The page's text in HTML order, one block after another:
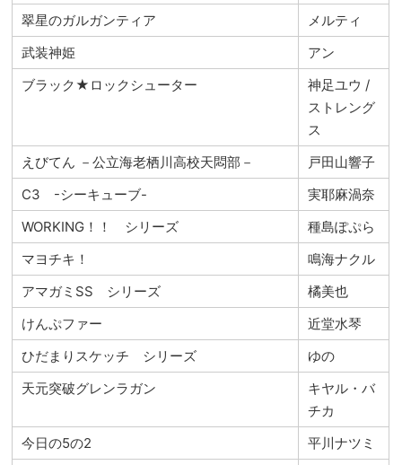
翠星のガルガンティア
メルティ
武装神姫
アン
ブラック★ロックシューター
神足ユウ /
ストレング
ス
えびてん －公立海老栖川高校天悶部－
戸田山響子
C3 -シーキューブ-
実耶麻渦奈
WORKING！！ シリーズ
種島ぽぷら
マヨチキ！
鳴海ナクル
アマガミSS シリーズ
橘美也
けんぷファー
近堂水琴
ひだまりスケッチ シリーズ
ゆの
天元突破グレンラガン
キヤル・バ
チカ
今日の5の2
平川ナツミ